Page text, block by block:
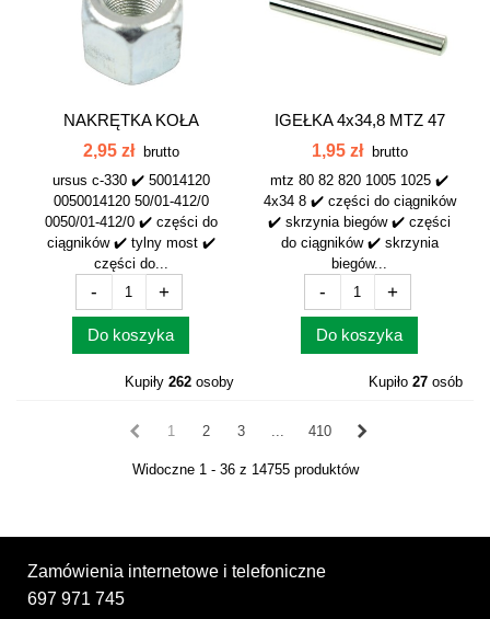
NAKRĘTKA KOŁA
TYLNEGO M20x1.5...
2,95 zł
brutto
ursus c-330 ✔️ 50014120
0050014120 50/01-412/0
0050/01-412/0 ✔️ części do
ciągników ✔️ tylny most ✔️
części do...
- +
Do koszyka
Kupiły 262 osoby
IGEŁKA 4x34,8 MTZ 47
SZT KPL
1,95 zł
brutto
mtz 80 82 820 1005 1025 ✔️
4x34 8 ✔️ części do ciągników
✔️ skrzynia biegów ✔️ części
do ciągników ✔️ skrzynia
biegów...
- +
Do koszyka
Kupiło 27 osób
1 2 3 ... 410
Widoczne 1 - 36 z 14755 produktów
Zamówienia internetowe i telefoniczne
697 971 745